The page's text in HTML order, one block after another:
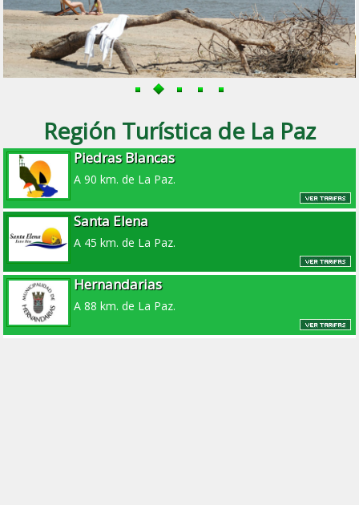
Región Turística de La Paz
Piedras Blancas
A 90 km. de La Paz.
Santa Elena
A 45 km. de La Paz.
Hernandarias
A 88 km. de La Paz.